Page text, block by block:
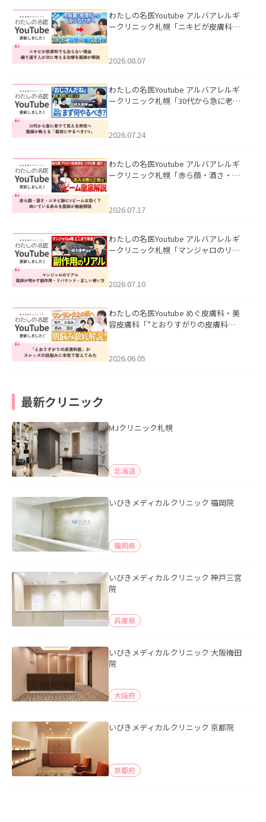
わたしの名医Youtube アルバアレルギ
ークリニック札幌「ニキビが皮膚科で
ました。
2026.08.07
わたしの名医Youtube アルバアレルギ
ークリニック札幌「30代から急に老け
た。
2026.07.24
わたしの名医Youtube アルバアレルギ
ークリニック札幌「赤ら顔・酒さ・ニ
した。
2026.07.17
わたしの名医Youtube アルバアレルギ
ークリニック札幌「マンジャロのリア
た。
2026.07.10
わたしの名医Youtube めぐ皮膚科・美
容皮膚科「”とおりすがりの皮膚科
2026.06.05
最新クリニック
MJクリニック札幌
北海道
いびきメディカルクリニック 福岡院
福岡県
いびきメディカルクリニック 神戸三宮
院
兵庫県
いびきメディカルクリニック 大阪梅田
院
大阪府
いびきメディカルクリニック 京都院
京都府